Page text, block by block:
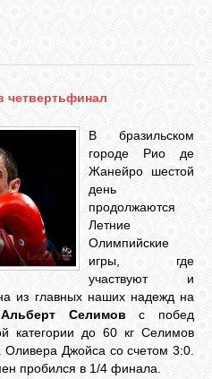
В бразильском
городе Рио де
Жанейро шестой
день
продолжаются
Летние
Олимпийские
игры, где
участвуют и
из главных наших надежд на
Альберт Селимов с побед
категории до 60 кг Селимов
Оливера Джойса со счетом 3:0.
пробился в 1/4 финала.